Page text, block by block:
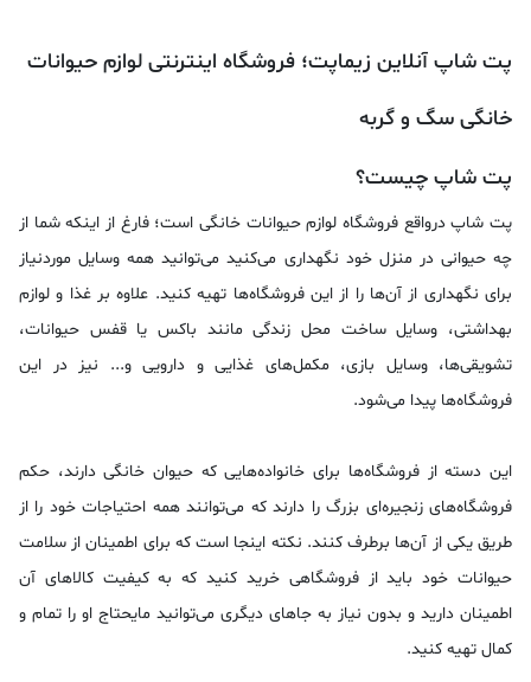
پت شاپ آنلاین زیماپت؛ فروشگاه اینترنتی لوازم حیوانات
خانگی سگ و گربه
پت شاپ چیست؟
پت شاپ درواقع فروشگاه لوازم حیوانات خانگی است؛ فارغ از اینکه شما از
چه حیوانی در منزل خود نگهداری می‌کنید می‌توانید همه وسایل موردنیاز
برای نگهداری از آن‌ها را از این فروشگاه‌ها تهیه کنید. علاوه بر غذا و لوازم
بهداشتی، وسایل ساخت محل زندگی مانند باکس یا قفس حیوانات،
تشویقی‌ها، وسایل بازی، مکمل‌های غذایی و دارویی و... نیز در این
فروشگاه‌ها پیدا می‌شود.
این دسته از فروشگاه‌ها برای خانواده‌هایی که حیوان خانگی دارند، حکم
فروشگاه‌های زنجیره‌ای بزرگ را دارند که می‌توانند همه احتیاجات خود را از
طریق یکی از آن‌ها برطرف کنند. نکته اینجا است که برای اطمینان از سلامت
حیوانات خود باید از فروشگاهی خرید کنید که به کیفیت کالاهای آن
اطمینان دارید و بدون نیاز به جاهای دیگری می‌توانید مایحتاج او را تمام و
کمال تهیه کنید.